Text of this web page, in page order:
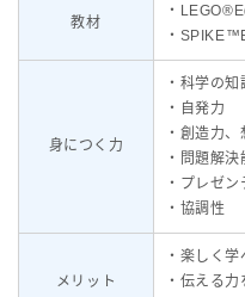
教材
・
・
身につく力
・科学の知
・自発力
・創造力、
・問題解決
・プレゼ
・協調性
メリット
・楽しく
・伝える